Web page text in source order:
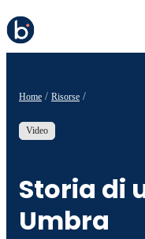
Home Risorse
Video
Storia di
Umbra